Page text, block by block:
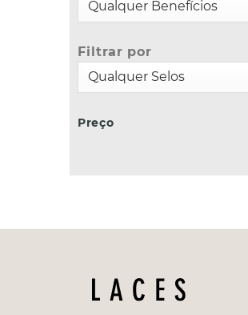
Filtrar por
Preço